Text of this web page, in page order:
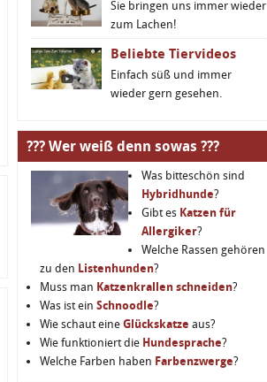
Sie bringen uns immer wieder
zum Lachen!
Beliebte Tiervideos
Einfach süß und immer
wieder gern gesehen.
??? Wer weiß denn sowas ???
Was bitteschön sind
Hybridhunde?
Gibt es Katzen für
Allergiker?
Welche Rassen gehören
zu den Listenhunden?
Muss man Katzenkrallen schneiden?
Was ist ein Schnoodle?
Wie schaut eine Glückskatze aus?
Wie funktioniert die Hundesprache?
Welche Farben haben Farbenzwerge?